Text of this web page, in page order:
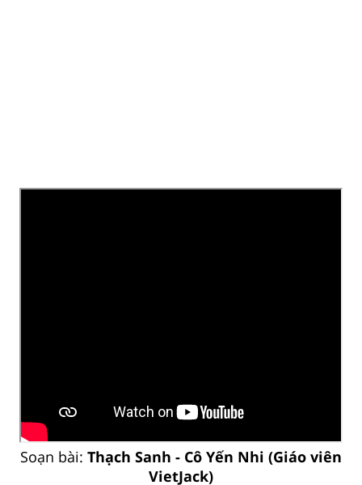
Soạn bài: Thạch Sanh - Cô Yến Nhi (Giáo viên
VietJack)